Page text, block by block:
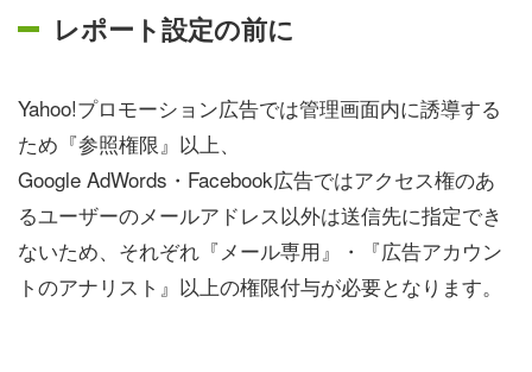
レポート設定の前に
Yahoo!プロモーション広告では管理画面内に誘導する
ため『参照権限』以上、
Google AdWords・Facebook広告ではアクセス権のあ
るユーザーのメールアドレス以外は送信先に指定でき
ないため、それぞれ『メール専用』・『広告アカウン
トのアナリスト』以上の権限付与が必要となります。